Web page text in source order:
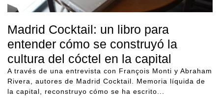
Madrid Cocktail: un libro para
entender cómo se construyó la
cultura del cóctel en la capital
A través de una entrevista con François Monti y Abraham
Rivera, autores de Madrid Cocktail. Memoria líquida de
la capital, reconstruyo cómo se ha escrito...